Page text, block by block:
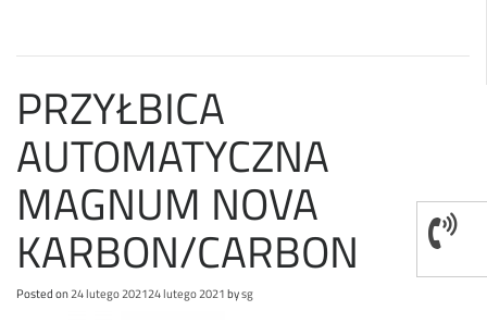
PRZYŁBICA
AUTOMATYCZNA
MAGNUM NOVA
KARBON/CARBON
Posted on24 lutego 202124 lutego 2021bysg